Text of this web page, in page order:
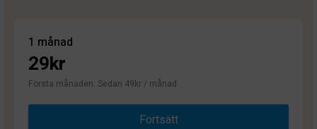
1 månad
29kr
Första månaden. Sedan 49kr / månad
Fortsätt